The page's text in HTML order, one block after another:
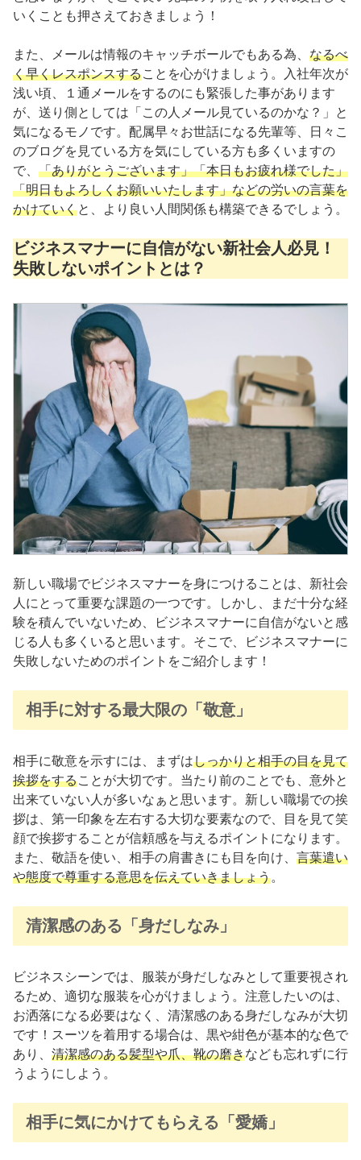
いくことも押さえておきましょう！
また、メールは情報のキャッチボールでもある為、 なるべ
く早くレスポンスすることを心がけましょう。入社年次が
浅い頃、１通メールをするのにも緊張した事があります
が、送り側としては「この人メール見ているのかな？」と
気になるモノです。配属早々お世話になる先輩等、日々こ
のブログを見ている方を気にしている方も多くいますの
で、 「ありがとうございます」「本日もお疲れ様でした」
「明日もよろしくお願いいたします」などの労いの言葉を
かけていくと、より良い人間関係も構築できるでしょう。
ビジネスマナーに自信がない新社会人必見！
失敗しないポイントとは？
新しい職場でビジネスマナーを身につけることは、新社会
人にとって重要な課題の一つです。しかし、まだ十分な経
験を積んでいないため、ビジネスマナーに自信がないと感
じる人も多くいると思います。そこで、ビジネスマナーに
失敗しないためのポイントをご紹介します！
相手に対する最大限の「敬意」
相手に敬意を示すには、まずはしっかりと相手の目を見て
挨拶をすることが大切です。当たり前のことでも、意外と
出来ていない人が多いなぁと思います。新しい職場での挨
拶は、第一印象を左右する大切な要素なので、目を見て笑
顔で挨拶することが信頼感を与えるポイントになります。
また、敬語を使い、相手の肩書きにも目を向け、 言葉遣い
や態度で尊重する意思を伝えていきましょう。
清潔感のある「身だしなみ」
ビジネスシーンでは、服装が身だしなみとして重要視され
るため、適切な服装を心がけましょう。注意したいのは、
お洒落になる必要はなく、清潔感のある身だしなみが大切
です！スーツを着用する場合は、黒や紺色が基本的な色で
あり、 清潔感のある髪型や爪、靴の磨きなども忘れずに行
うようにしよう。
相手に気にかけてもらえる「愛嬌」